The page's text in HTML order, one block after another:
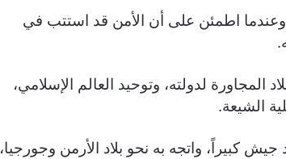
وعندما اطمئن على أن الأمن قد استتب في
المجاورة لدولته، وتوحيد العالم الإسلامي،
الشيعة.
كبيراً، واتجه به نحو بلاد الأرمن وجورجيا،